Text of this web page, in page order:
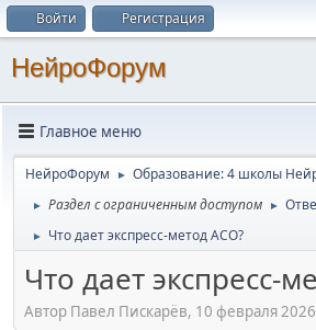
Войти Регистрация
НейроФорум
Главное меню
НейроФорум ► Образование: 4 школы
► Раздел с ограниченным доступом ►
► Что дает экспресс-метод АСО?
Что дает экспресс-
Автор Павел Пискарёв, 10 февраля